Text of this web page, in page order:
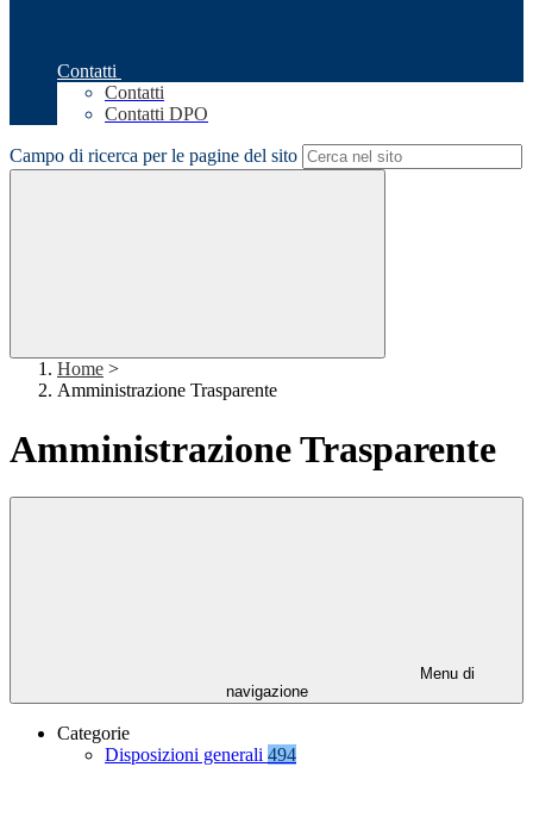
Contatti
Contatti
Contatti DPO
Campo di ricerca per le pagine del sito
Home >
Amministrazione Trasparente
Amministrazione Trasparente
Menu di
navigazione
Categorie
Disposizioni generali 494